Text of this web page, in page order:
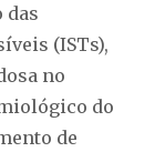
das
(ISTs),
no
do
de